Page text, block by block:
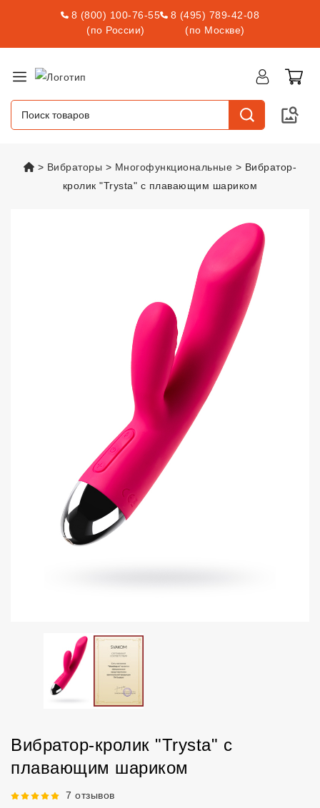
8 (800) 100-76-55
(по России)
8 (495) 789-42-08
(по Москве)
vsexshop.ru
Вибраторы Многофункциональные
Вибратор-
кролик "Trysta" с плавающим шариком
Вибратор-кролик "Trysta" с
плавающим шариком
Рейтинг 5 из 5.7 отзывов